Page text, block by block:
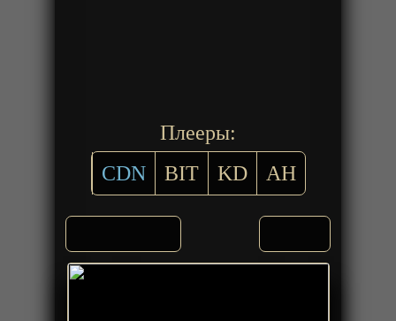
Плееры:
CDN
BIT KD AH